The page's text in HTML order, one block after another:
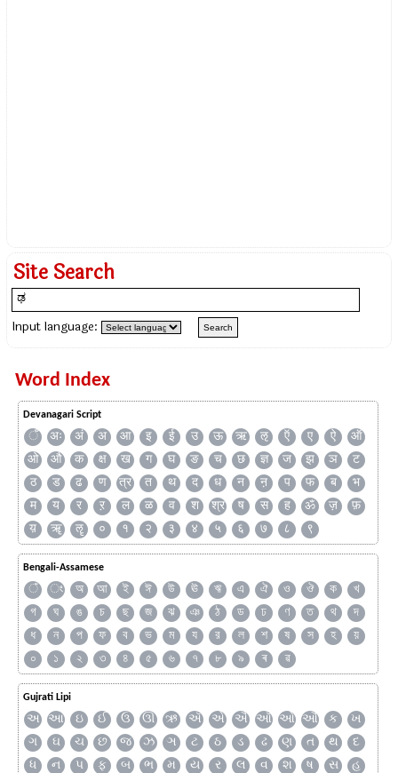
Site Search
Input language:
Word Index
Devanagari Script
ँ अः अं अ आ इ ई उ ऊ ऋ ऌ ऍ ए ऐ
ऑ
ओ
औ क क्ष ख ग घ ङ च छ ज्ञ ज झ ञ
ट
ठ
ड ढ ण त्र त थ द ध न ऩ प फ ब
भ
म
य र ऱ ल ळ व श श्र ष स ह ॐ ज़
फ़
य़
ॠ ॡ ० १ २ ३ ४ ५ ६ ७ ८ ९
Bengali-Assamese
ঁ ং অ আ ই ঈ উ ঊ ঋ এ ঐ ও ঔ ক
খ
গ
ঘ ঙ চ ছ জ ঝ ঞ ঠ ড ঢ ণ ত থ
দ
ধ
ন প ফ ব ভ ম য র ল শ ষ স হ
য়
০
১ ২ ৩ ৪ ৫ ৬ ৭ ৮ ৯ ৰ ৱ
Gujrati Lipi
અ આ ઇ ઈ ઉ ઊ ઋ ઍ એ ઐ ઑ ઓ ઔ ક
ખ
ગ
ઘ ચ છ જ ઝ ઞ ટ ઠ ડ ઢ ણ ત થ
દ
ધ
ન પ ફ બ ભ મ ય ર લ વ શ ષ સ
હ